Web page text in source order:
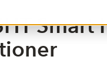
Smart